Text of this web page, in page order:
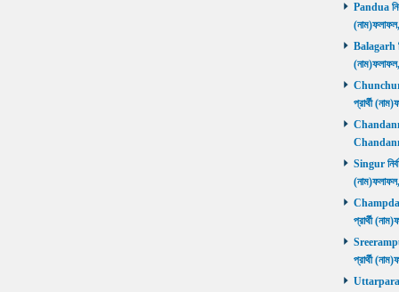
Pandua
Balagarh
Chunchura
প্রার্থী
Singur
প্রার্থী
প্রার্থী
Uttarpara